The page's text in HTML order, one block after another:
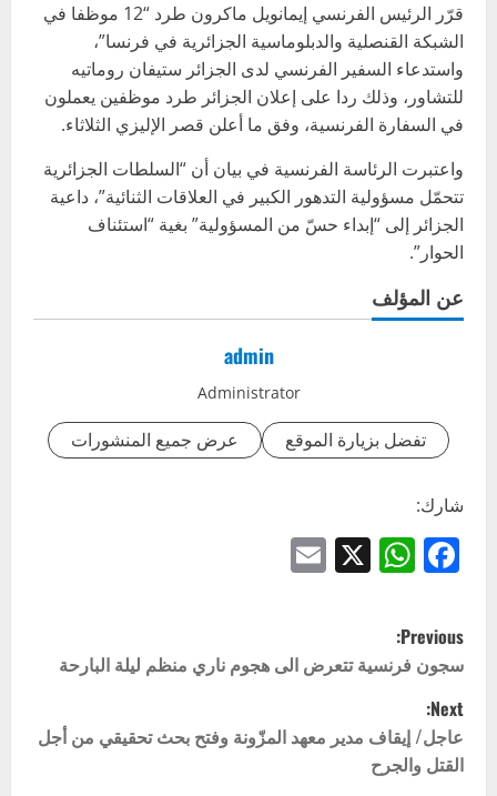
قرّر الرئيس الفرنسي إيمانويل ماكرون طرد “12 موظفا في
الشبكة القنصلية والدبلوماسية الجزائرية في فرنسا”،
واستدعاء السفير الفرنسي لدى الجزائر ستيفان روماتيه
للتشاور، وذلك ردا على إعلان الجزائر طرد موظفين يعملون
في السفارة الفرنسية، وفق ما أعلن قصر الإليزي الثلاثاء.
واعتبرت الرئاسة الفرنسية في بيان أن “السلطات الجزائرية
تتحمّل مسؤولية التدهور الكبير في العلاقات الثنائية”، داعية
الجزائر إلى “إبداء حسّ من المسؤولية” بغية “استئناف
الحوار”.
عن المؤلف
admin
Administrator
تفضل بزيارة الموقع عرض جميع المنشورات
شارك:
Facebook
WhatsApp
X
P
o
s
t
Previous:
سجون فرنسية تتعرض الى هجوم ناري منظم ليلة البارحة
Next:
عاجل/ إيقاف مدير معهد المزّونة وفتح بحث تحقيقي من أجل
القتل والجرح